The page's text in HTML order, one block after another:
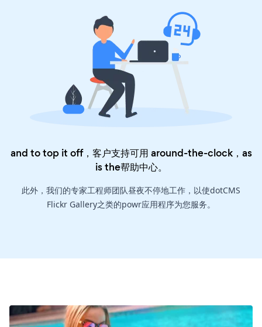
and to top it off，客户支持可用 around-the-clock，as
is the帮助中心。
此外，我们的专家工程师团队昼夜不停地工作，以使dotCMS
Flickr Gallery之类的powr应用程序为您服务。